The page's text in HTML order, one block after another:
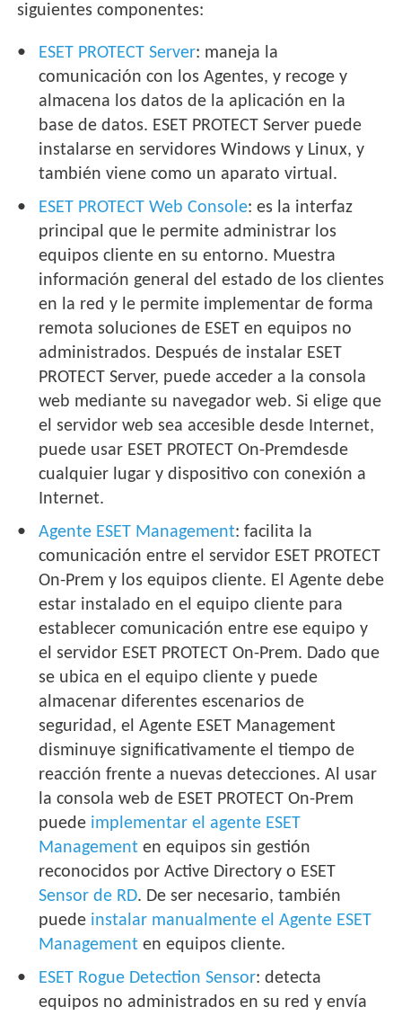
siguientes componentes:
ESET PROTECT Server: maneja la
comunicación con los Agentes, y recoge y
almacena los datos de la aplicación en la
base de datos. ESET PROTECT Server puede
instalarse en servidores Windows y Linux, y
también viene como un aparato virtual.
ESET PROTECT Web Console: es la interfaz
principal que le permite administrar los
equipos cliente en su entorno. Muestra
información general del estado de los clientes
en la red y le permite implementar de forma
remota soluciones de ESET en equipos no
administrados. Después de instalar ESET
PROTECT Server, puede acceder a la consola
web mediante su navegador web. Si elige que
el servidor web sea accesible desde Internet,
puede usar ESET PROTECT On-Premdesde
cualquier lugar y dispositivo con conexión a
Internet.
Agente ESET Management: facilita la
comunicación entre el servidor ESET PROTECT
On-Prem y los equipos cliente. El Agente debe
estar instalado en el equipo cliente para
establecer comunicación entre ese equipo y
el servidor ESET PROTECT On-Prem. Dado que
se ubica en el equipo cliente y puede
almacenar diferentes escenarios de
seguridad, el Agente ESET Management
disminuye significativamente el tiempo de
reacción frente a nuevas detecciones. Al usar
la consola web de ESET PROTECT On-Prem
puede implementar el agente ESET
Management en equipos sin gestión
reconocidos por Active Directory o ESET
Sensor de RD. De ser necesario, también
puede instalar manualmente el Agente ESET
Management en equipos cliente.
ESET Rogue Detection Sensor: detecta
equipos no administrados en su red y envía